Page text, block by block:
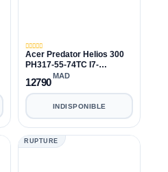
Acer Predator Helios 300
PH317-55-74TC I7-
11800H|16GB|512GB|RTX
3050 TI
12790
MAD
INDISPONIBLE
RUPTURE